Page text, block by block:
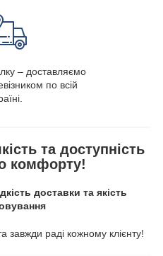
– доставляємо
по всій
та доступність
комфорту!
доставки та якість
раді кожному клієнту!